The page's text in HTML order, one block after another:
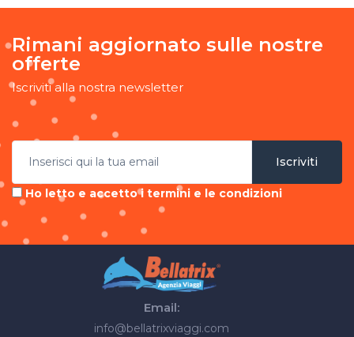
Rimani aggiornato sulle nostre
offerte
Iscriviti alla nostra newsletter
Iscriviti
Ho letto e accetto i termini e le condizioni
Email:
info@bellatrixviaggi.com